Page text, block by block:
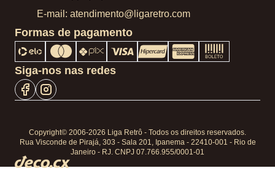
E-mail: atendimento@ligaretro.com
Formas de pagamento
Siga-nos nas redes
Copyright© 2006-2026 Liga Retrô - Todos os direitos reservados.
Rua Visconde de Pirajá, 303 - Sala 201, Ipanema - 22410-001 - Rio de
Janeiro - RJ. CNPJ 07.766.955/0001-01